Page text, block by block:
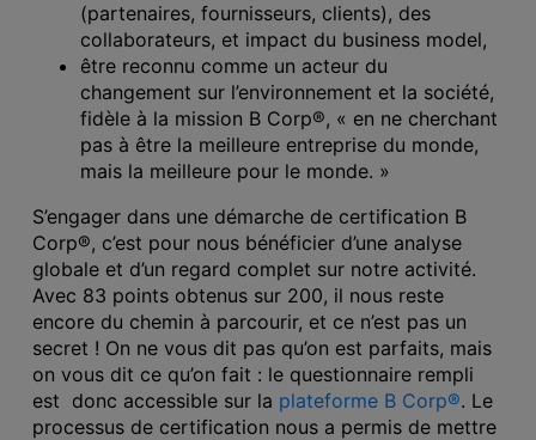
(partenaires, fournisseurs, clients), des
collaborateurs, et impact du business model,
être reconnu comme un acteur du
changement sur l’environnement et la société,
fidèle à la mission B Corp®, « en ne cherchant
pas à être la meilleure entreprise du monde,
mais la meilleure pour le monde. »
S’engager dans une démarche de certification B
Corp®, c’est pour nous bénéficier d’une analyse
globale et d’un regard complet sur notre activité.
Avec 83 points obtenus sur 200, il nous reste
encore du chemin à parcourir, et ce n’est pas un
secret ! On ne vous dit pas qu’on est parfaits, mais
on vous dit ce qu’on fait : le questionnaire rempli
est donc accessible sur la plateforme B Corp®. Le
processus de certification nous a permis de mettre